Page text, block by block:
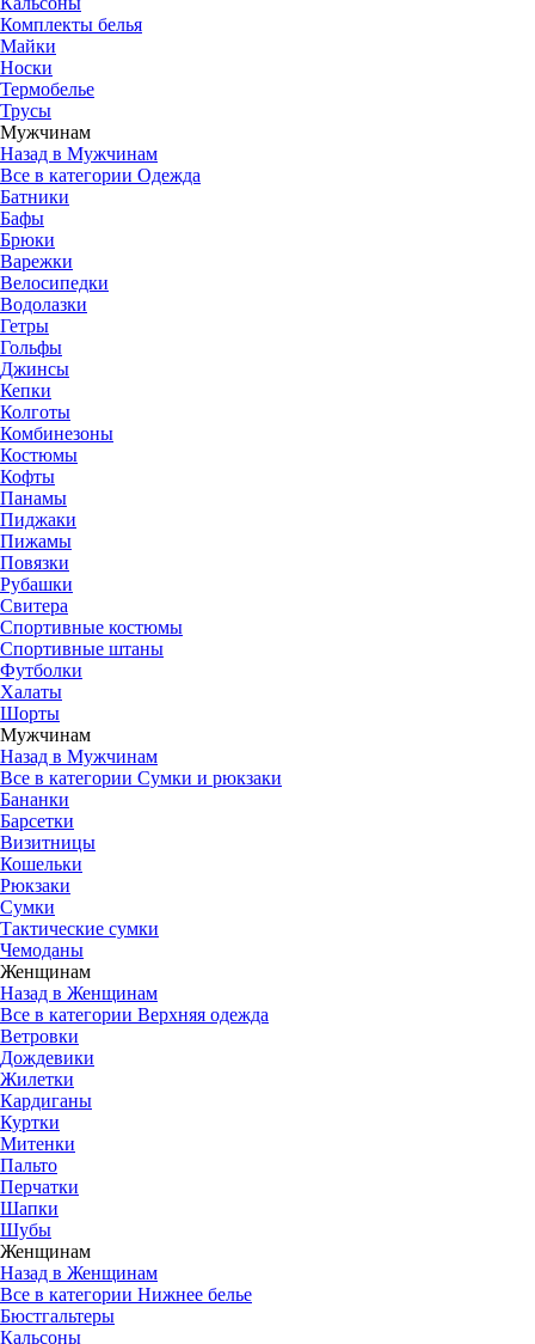
Комплекты белья
Майки
Носки
Термобелье
Трусы
Мужчинам
Назад в Мужчинам
Все в категории Одежда
Батники
Бафы
Брюки
Варежки
Велосипедки
Водолазки
Гетры
Гольфы
Джинсы
Кепки
Колготы
Комбинезоны
Костюмы
Кофты
Панамы
Пиджаки
Пижамы
Повязки
Рубашки
Свитера
Спортивные костюмы
Спортивные штаны
Футболки
Халаты
Шорты
Мужчинам
Назад в Мужчинам
Все в категории Сумки и рюкзаки
Бананки
Барсетки
Визитницы
Кошельки
Рюкзаки
Сумки
Тактические сумки
Чемоданы
Женщинам
Назад в Женщинам
Все в категории Верхняя одежда
Ветровки
Дождевики
Жилетки
Кардиганы
Куртки
Митенки
Пальто
Перчатки
Шапки
Шубы
Женщинам
Назад в Женщинам
Все в категории Нижнее белье
Бюстгальтеры
Кальсоны